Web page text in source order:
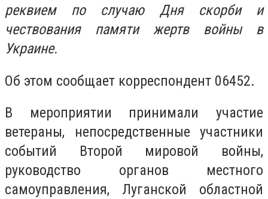
реквием по случаю Дня скорби и
чествования памяти жертв войны в
Украине.
Об этом сообщает корреспондент 06452.
В мероприятии принимали участие
ветераны, непосредственные участники
событий Второй мировой войны,
руководство органов местного
самоуправления, Луганской областной